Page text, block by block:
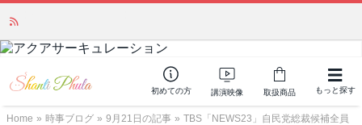
初めての方 講演映像 取扱商品 もっと探す
Home » 時事ブログ » 9月21日の記事 » TBS「NEWS23」自民党総裁候補全員